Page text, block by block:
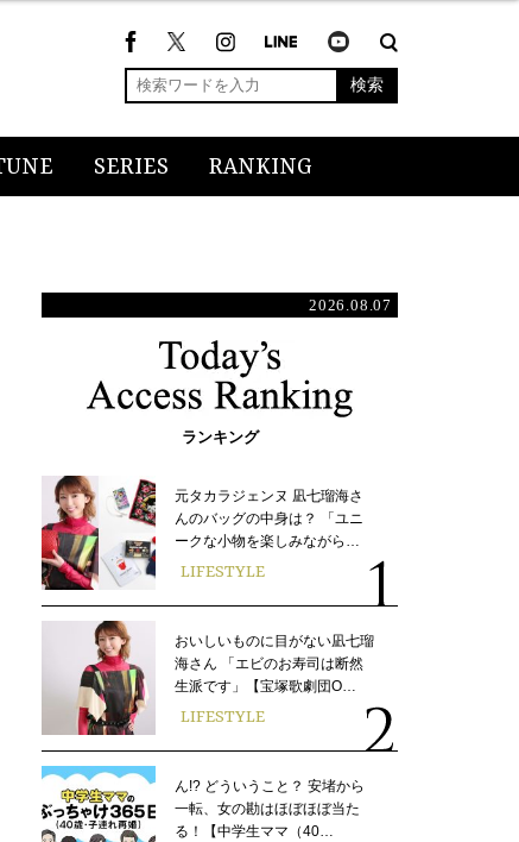
検索
SERIES RANKING
2026.08.07
ランキング
元タカラジェンヌ 凪七瑠海さ
んのバッグの中身は？ 「ユニ
ークな小物を楽しみながら…
LIFESTYLE
おいしいものに目がない凪七瑠
海さん 「エビのお寿司は断然
生派です」【宝塚歌劇団O…
LIFESTYLE
ん!? どういうこと？ 安堵から
一転、女の勘はほぼほぼ当た
る！【中学生ママ（40…